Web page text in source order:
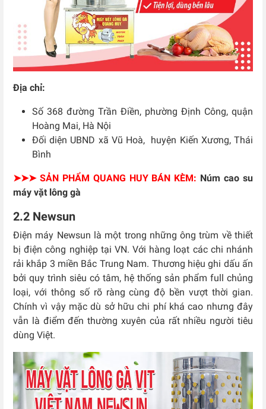
Địa chỉ:
Số 368 đường Trần Điền, phường Định Công, quận
Hoàng Mai, Hà Nội
Đối diện UBND xã Vũ Hoà, huyện Kiến Xương, Thái
Bình
➤➤➤ SẢN PHẨM QUANG HUY BÁN KÈM: Núm cao su
máy vặt lông gà
2.2 Newsun
Điện máy Newsun là một trong những ông trùm về thiết
bị điện công nghiệp tại VN. Với hàng loạt các chi nhánh
rải khắp 3 miền Bắc Trung Nam. Thương hiệu ghi dấu ấn
bởi quy trình siêu có tâm, hệ thống sản phẩm full chủng
loại, với thông số rõ ràng cùng độ bền vượt thời gian.
Chính vì vậy mặc dù sở hữu chi phí khá cao nhưng đây
vẫn là điểm đến thường xuyên của rất nhiều người tiêu
dùng Việt.